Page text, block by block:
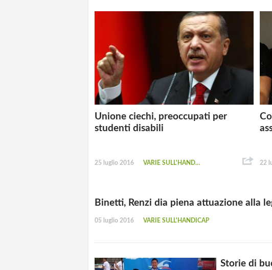
Unione ciechi, preoccupati per
studenti disabili
25 luglio 2016 VARIE SULL'HANDICAP 22
Binetti, Renzi dia piena attuazione alla
05 luglio 2016 VARIE SULL'HANDICAP
Storie di